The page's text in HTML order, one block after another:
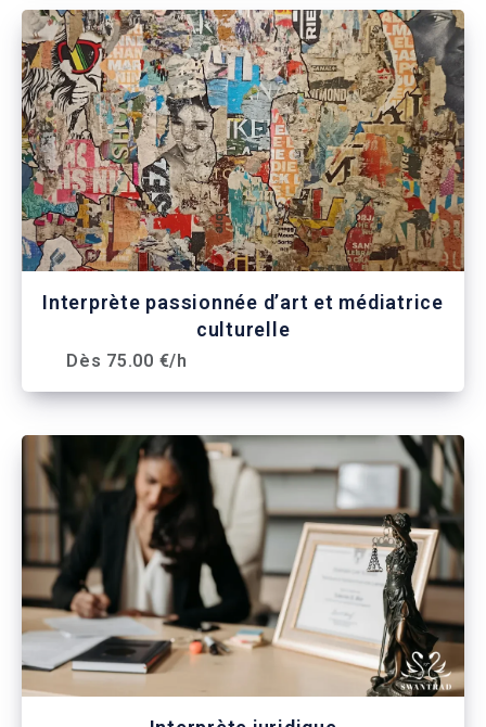
Interprète passionnée d’art et médiatrice
culturelle
Dès 75.00 €/h